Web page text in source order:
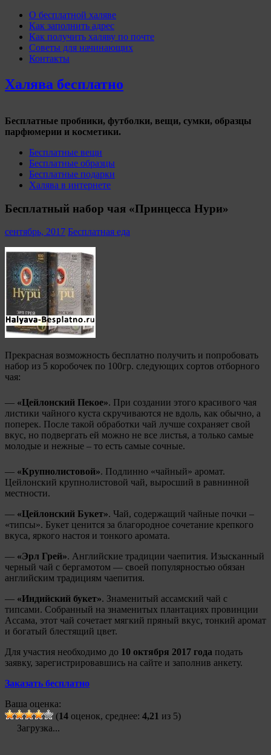
О бесплатной халяве
Как заполнить адрес
Как получить халяву по почте
Советы для начинающих
Контакты
Халява бесплатно
Бесплатные пробники, футболки, вещи, сумки, образцы
парфюмерии и косметики.
Бесплатные вещи
Бесплатные образцы
Бесплатные подарки
Халява в интернете
Бесплатный набор чая «Принцесса Нури»
сентябрь, 2017 Бесплатная еда
Прекрасная возможность бесплатно получить и попробовать
набор из 5 коробочек по 100гр. следующих сортов отборного
чая:
— «Цейлонский Пекое». При создании этого красивого чая
листики чайного куста скручиваются не вдоль, как обычно, а
поперек. После такой обработки чай лучше сохраняет свой
вкус, но подвергать ей можно не все листья, а только самые
молодые и нежные – то есть самые сочные.
— «Крупнолистовой». Подлинно «чайный» аромат.
Цейлонский крупнолистовой чай, выросший в равнинной
местности.
— «Цейлонский Букет». Чай, содержащий чайные почки –
«типсы». Букет ценится за благородное сочетание крепкого
вкуса, яркого настоя и тонкого аромата.
— «Эрл Грей». Английские традиции чаепития. Изысканный
черный чай с бергамотом — своей популярностью обязан
английским традициям чаепития.
— «Индийский букет». Знаменитый ассамский чай с
типсами. Собранный на знаменитых плантациях провинции
Ассама, этот чай сочетает мягкий пряный вкус, тонкий аромат
и богатый блестящий цвет.
Для участия необходимо до 10 октября 2017 года подать
заявку, зарегистрировавшись на сайте и заполнив анкету.
Заказать бесплатно
Ваша оценка:
(14 оценок, среднее: 4,21 из 5)
Загрузка...